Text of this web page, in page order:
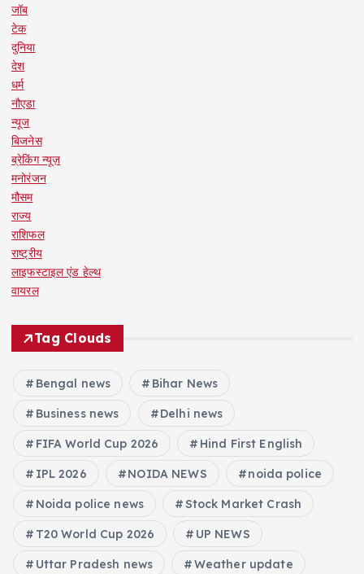
जॉब
टेक
दुनिया
देश
धर्म
नौएडा
न्यूज
बिजनेस
ब्रेकिंग न्यूज़
मनोरंजन
मौसम
राज्य
राशिफल
राष्ट्रीय
लाइफस्टाइल एंड हेल्थ
वायरल
Tag Clouds
Bengal news Bihar News
Business news Delhi news
FIFA World Cup 2026 Hind First English
IPL 2026 NOIDA NEWS noida police
Noida police news Stock Market Crash
T20 World Cup 2026 UP NEWS
Uttar Pradesh news Weather update